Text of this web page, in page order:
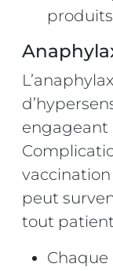
engageant
vaccination
peut
tout